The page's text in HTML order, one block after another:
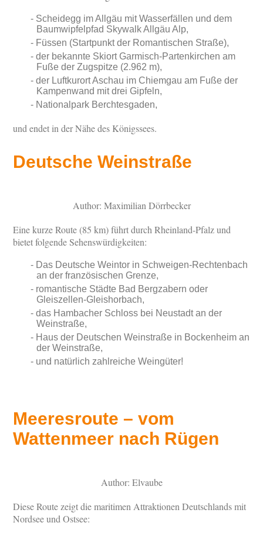
Scheidegg im Allgäu mit Wasserfällen und dem
Baumwipfelpfad Skywalk Allgäu Alp,
Füssen (Startpunkt der Romantischen Straße),
der bekannte Skiort Garmisch-Partenkirchen am
Fuße der Zugspitze (2.962 m),
der Luftkurort Aschau im Chiemgau am Fuße der
Kampenwand mit drei Gipfeln,
Nationalpark Berchtesgaden,
und endet in der Nähe des Königssees.
Deutsche Weinstraße
Author: Maximilian Dörrbecker
Eine kurze Route (85 km) führt durch Rheinland-Pfalz und
bietet folgende Sehenswürdigkeiten:
Das Deutsche Weintor in Schweigen-Rechtenbach
an der französischen Grenze,
romantische Städte Bad Bergzabern oder
Gleiszellen-Gleishorbach,
das Hambacher Schloss bei Neustadt an der
Weinstraße,
Haus der Deutschen Weinstraße in Bockenheim an
der Weinstraße,
und natürlich zahlreiche Weingüter!
Meeresroute – vom
Wattenmeer nach Rügen
Author: Elvaube
Diese Route zeigt die maritimen Attraktionen Deutschlands mit
Nordsee und Ostsee: